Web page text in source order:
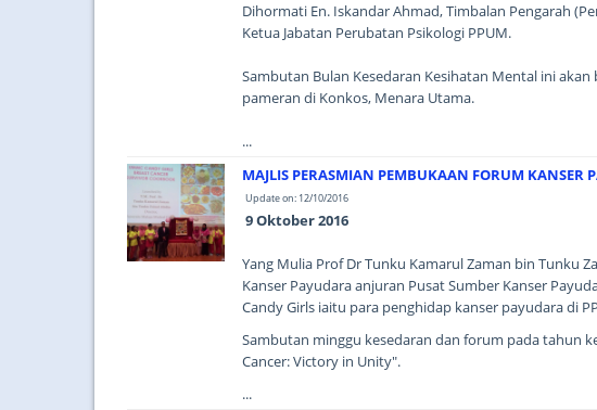
Dihormati En. Iskandar Ahmad, Timbalan Pengarah
Ketua Jabatan Perubatan Psikologi PPUM.
Sambutan Bulan Kesedaran Kesihatan Mental ini
pameran di Konkos, Menara Utama.
...
MAJLIS PERASMIAN PEMBUKAAN FORUM KANSER
Update on: 12/10/2016
9 Oktober 2016
Yang Mulia Prof Dr Tunku Kamarul Zaman bin Tunku
Kanser Payudara anjuran Pusat Sumber Kanser
Candy Girls iaitu para penghidap kanser payudara di
Sambutan minggu kesedaran dan forum pada tahun
Cancer: Victory in Unity".
...